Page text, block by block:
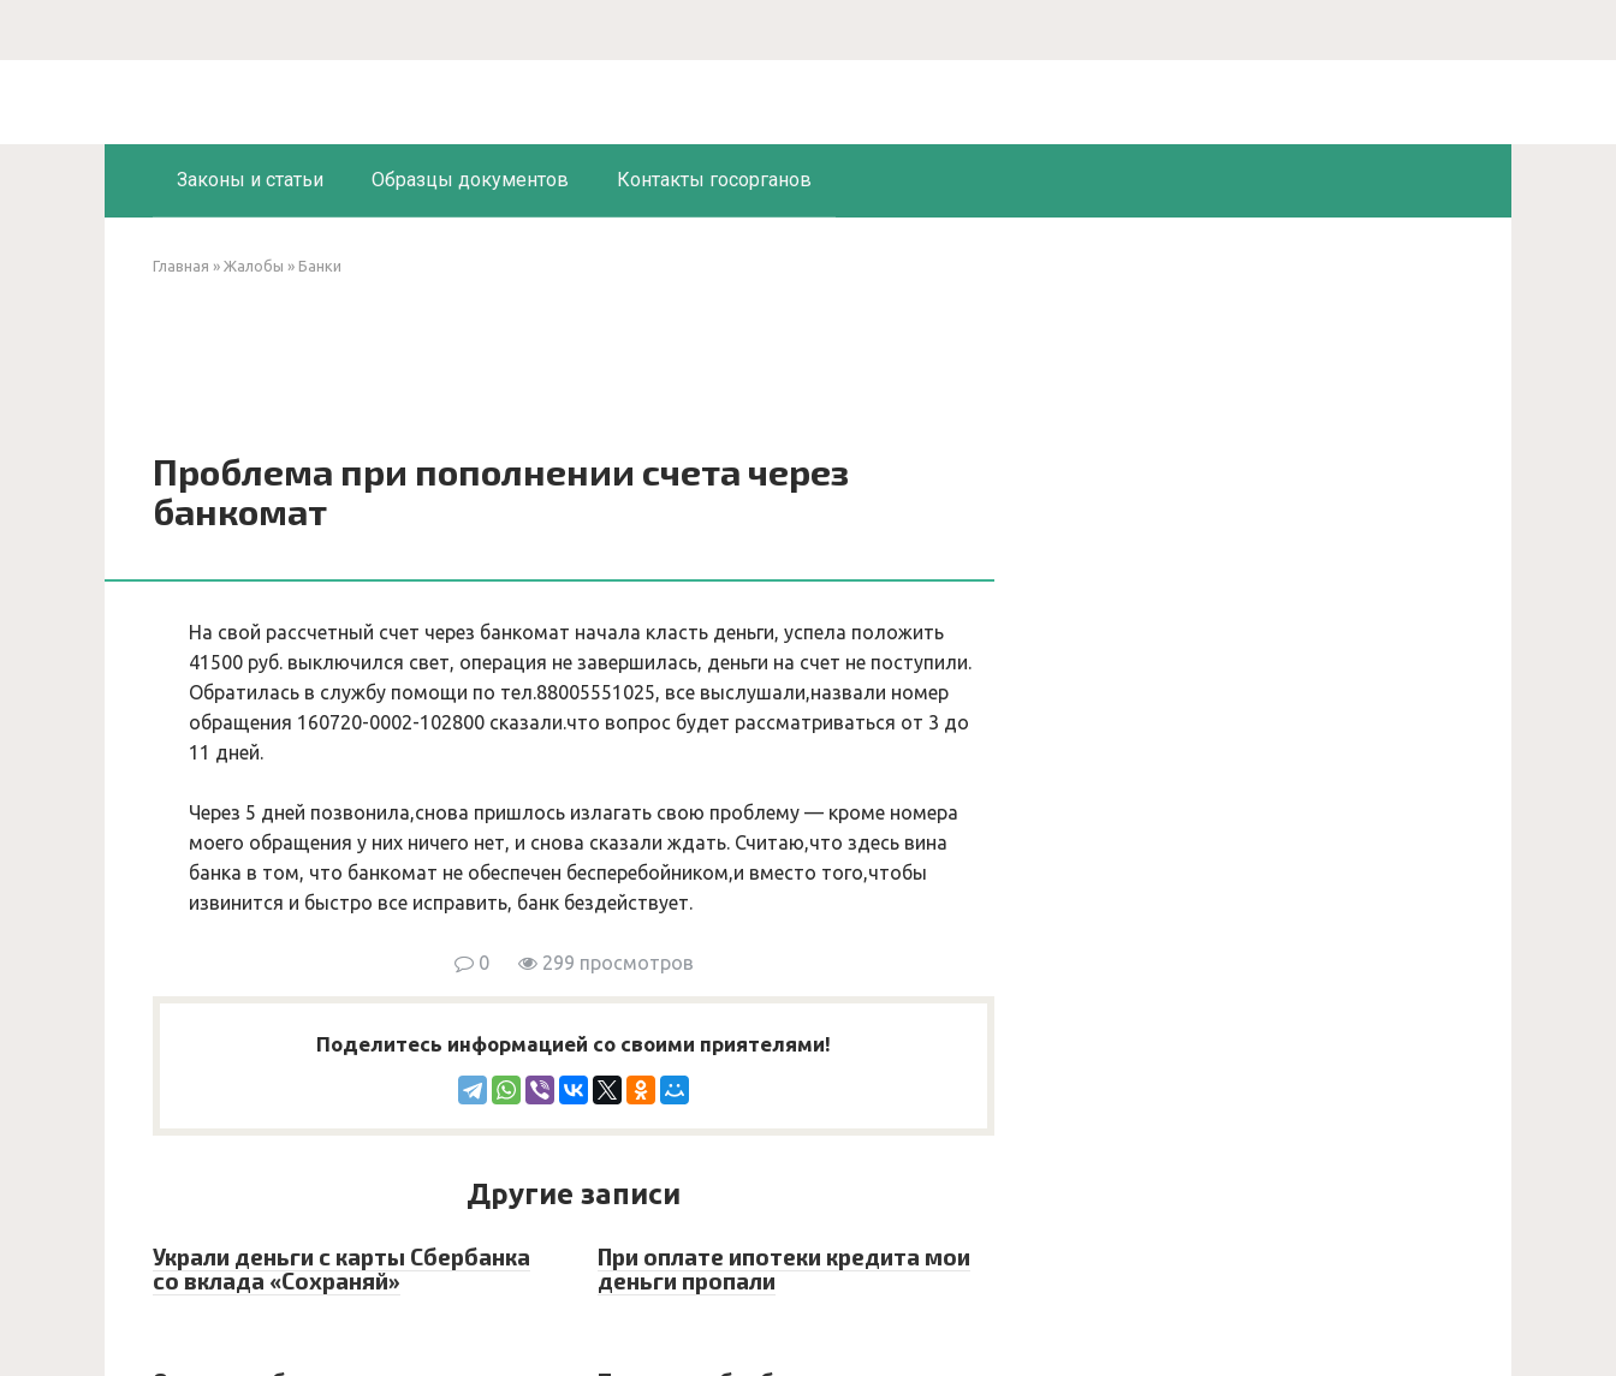
Законы и статьи Образцы документов Контакты госорганов
Главная » Жалобы » Банки
Проблема при пополнении счета через
банкомат
На свой рассчетный счет через банкомат начала класть деньги, успела положить
41500 руб. выключился свет, операция не завершилась, деньги на счет не поступили.
Обратилась в службу помощи по тел.88005551025, все выслушали,назвали номер
обращения 160720-0002-102800 сказали.что вопрос будет рассматриваться от 3 до
11 дней.
Через 5 дней позвонила,снова пришлось излагать свою проблему — кроме номера
моего обращения у них ничего нет, и снова сказали ждать. Считаю,что здесь вина
банка в том, что банкомат не обеспечен бесперебойником,и вместо того,чтобы
извинится и быстро все исправить, банк бездействует.
0 299 просмотров
Поделитесь информацией со своими приятелями!
Другие записи
Украли деньги с карты Сбербанка
со вклада «Сохраняй»
При оплате ипотеки кредита мои
деньги пропали